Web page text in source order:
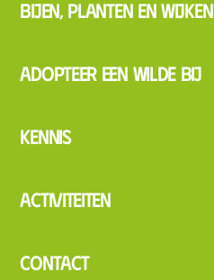
Bijen, planten en wijken
Adopteer een wilde bij
Kennis
Activiteiten
Contact